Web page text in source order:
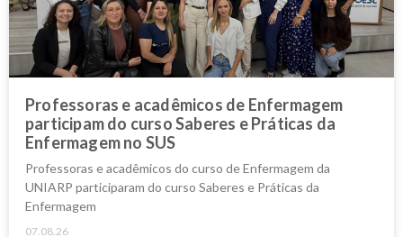
Professoras e acadêmicos de Enfermagem
participam do curso Saberes e Práticas da
Enfermagem no SUS
Professoras e acadêmicos do curso de Enfermagem da
UNIARP participaram do curso Saberes e Práticas da
Enfermagem
07.08.26